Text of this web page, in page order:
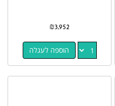
₪3,952
הוספה לעגלה